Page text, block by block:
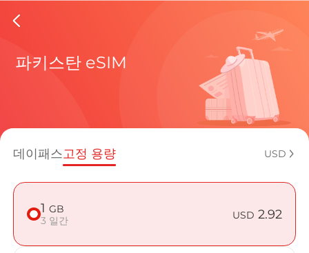
현재 목적
eSIM을 즐
파키스탄 eSIM
데이패스고정 용량 USD
1 GB
3 일간
USD 2.92